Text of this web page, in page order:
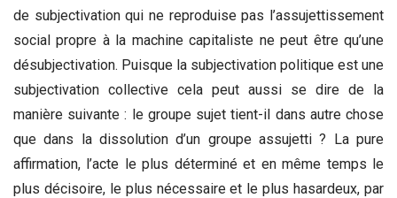
de subjectivation qui ne reproduise pas l’assujettissement
social propre à la machine capitaliste ne peut être qu’une
désubjectivation. Puisque la subjectivation politique est une
subjectivation collective cela peut aussi se dire de la
manière suivante : le groupe sujet tient-il dans autre chose
que dans la dissolution d’un groupe assujetti ? La pure
affirmation, l’acte le plus déterminé et en même temps le
plus décisoire, le plus nécessaire et le plus hasardeux, par